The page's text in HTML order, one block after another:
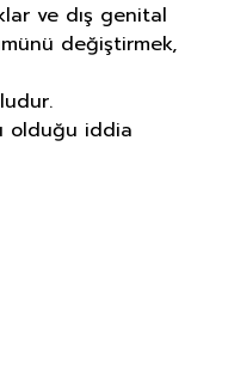
ve dış genital
değiştirmek,
olduğu iddia